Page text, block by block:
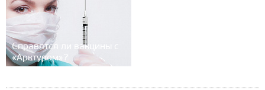
Справятся ли вакцины с
«Арктуром»?